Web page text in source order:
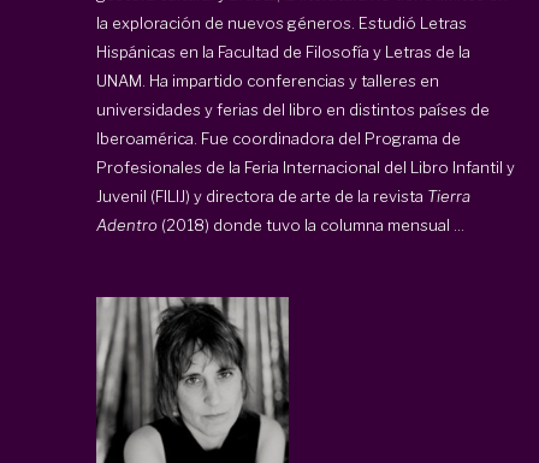
la exploración de nuevos géneros. Estudió Letras
Hispánicas en la Facultad de Filosofía y Letras de la
UNAM. Ha impartido conferencias y talleres en
universidades y ferias del libro en distintos países de
Iberoamérica. Fue coordinadora del Programa de
Profesionales de la Feria Internacional del Libro Infantil y
Juvenil (FILIJ) y directora de arte de la revista Tierra
Adentro (2018) donde tuvo la columna mensual ...